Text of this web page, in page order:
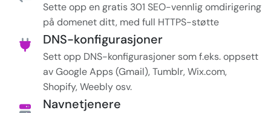
Sette opp en gratis 301 SEO-vennlig omdirigering
på domenet ditt, med full HTTPS-støtte
DNS-konfigurasjoner
Sett opp DNS-konfigurasjoner som f.eks. oppsett
av Google Apps (Gmail), Tumblr, Wix.com,
Shopify, Weebly osv.
Navnetjenere